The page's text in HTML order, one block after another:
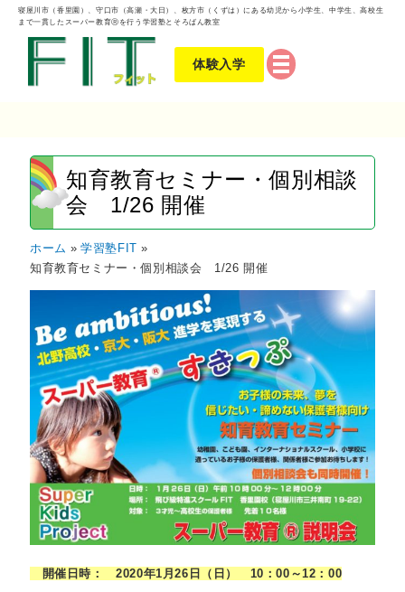
寝屋川市（香里園）、守口市（高瀬・大日）、枚方市（くずは）にある幼児から小学生、中学生、高校生
まで一貫したスーパー教育Ⓡを行う学習塾とそろばん教室
体験入学
知育教育セミナー・個別相談
会 1/26 開催
ホーム
学習塾FIT
知育教育セミナー・個別相談会 1/26 開催
開催日時： 2020年1月26日（日） 10：00～12：00